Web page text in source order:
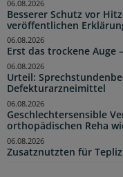
Besserer Schutz vor
veröffentlichen
06.08.2026
Erst das trockene Auge
06.08.2026
Urteil:
Defekturarzneimittel
06.08.2026
Geschlechtersensible
orthopädischen Reha
06.08.2026
Zusatznutzten für
06.08.2026